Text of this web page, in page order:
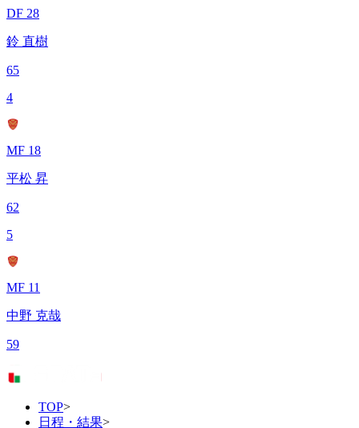
DF 28
鈴 直樹
65
4
MF 18
平松 昇
62
5
MF 11
中野 克哉
59
TOP>
日程・結果>